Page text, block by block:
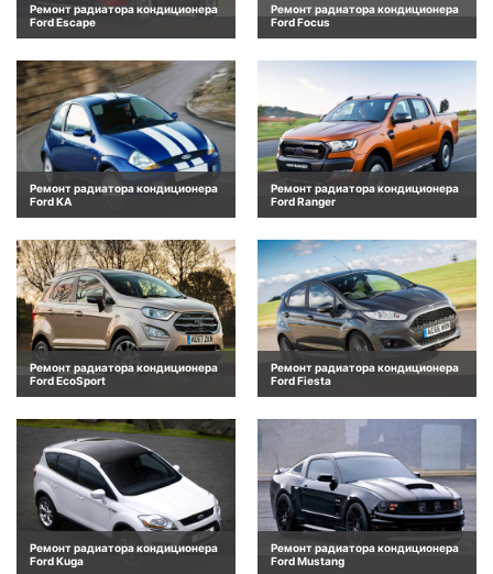
Ремонт радиатора кондиционера
Ford Escape
Ремонт радиатора кондиционера
Ford Focus
Ремонт радиатора кондиционера
Ford KA
Ремонт радиатора кондиционера
Ford Ranger
Ремонт радиатора кондиционера
Ford EcoSport
Ремонт радиатора кондиционера
Ford Fiesta
Ремонт радиатора кондиционера
Ford Kuga
Ремонт радиатора кондиционера
Ford Mustang